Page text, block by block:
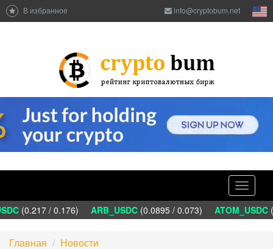
В избранное info@cryptobum.net
Toggle
(0.217 / 0.176) ARB_USDC(0.0895 / 0.073) ATOM_USDC
Главная
Новости